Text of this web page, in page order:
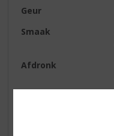
Geur
Smaak
Afdronk